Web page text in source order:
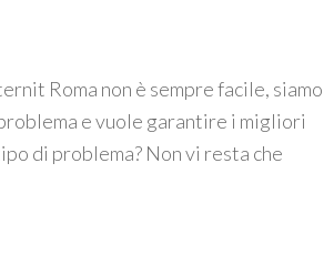
Roma non è sempre facile, siamo
e vuole garantire i migliori
di problema? Non vi resta che